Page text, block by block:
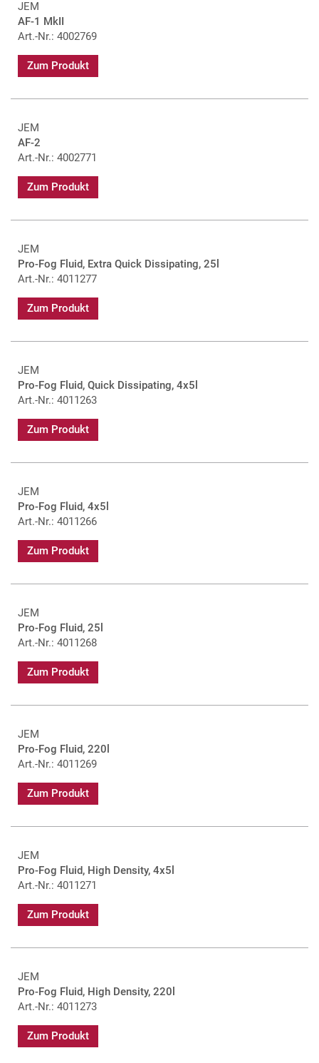
JEM
AF-1 MkII
Art.-Nr.: 4002769
Zum Produkt
JEM
AF-2
Art.-Nr.: 4002771
Zum Produkt
JEM
Pro-Fog Fluid, Extra Quick Dissipating, 25l
Art.-Nr.: 4011277
Zum Produkt
JEM
Pro-Fog Fluid, Quick Dissipating, 4x5l
Art.-Nr.: 4011263
Zum Produkt
JEM
Pro-Fog Fluid, 4x5l
Art.-Nr.: 4011266
Zum Produkt
JEM
Pro-Fog Fluid, 25l
Art.-Nr.: 4011268
Zum Produkt
JEM
Pro-Fog Fluid, 220l
Art.-Nr.: 4011269
Zum Produkt
JEM
Pro-Fog Fluid, High Density, 4x5l
Art.-Nr.: 4011271
Zum Produkt
JEM
Pro-Fog Fluid, High Density, 220l
Art.-Nr.: 4011273
Zum Produkt